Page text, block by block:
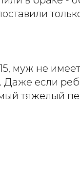
муж не
Даже если
тяжелый